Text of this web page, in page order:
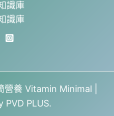
識庫
識庫
養 Vitamin Minimal |
PVD PLUS.